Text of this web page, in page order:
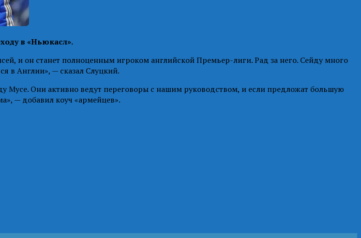
в «Ньюкасл».
и он станет полноценным игроком английской Премьер-лиги. Рад за него. Сейду много
в Англии», — сказал Слуцкий.
Мусе. Они активно ведут переговоры с нашим руководством, и если предложат большую
— добавил коуч «армейцев».